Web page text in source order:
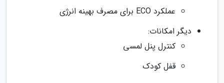
عملکرد ECO برای مصرف بهینه انرژی
دیگر امکانات:
کنترل پنل لمسی
قفل کودک